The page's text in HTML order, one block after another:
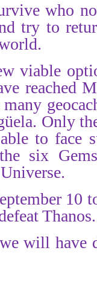
who
try to
viable
reached
Only
to face
six
10
Thanos.
will have